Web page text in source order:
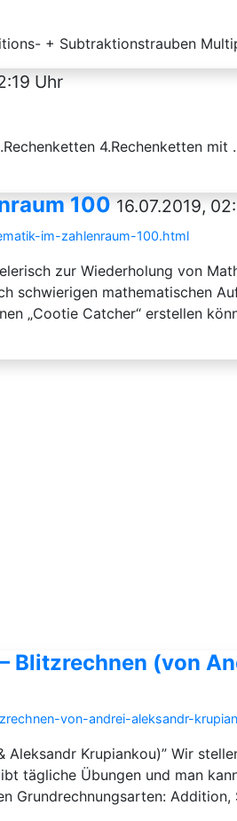
+ Subtraktionstrauben
Uhr
4.Rechenketten mit
100 16.07.2019,
im-zahlenraum-100.html
zur Wiederholung von
schwierigen mathematischen
„Cootie Catcher“ erstellen
Blitzrechnen (von
von-andrei-aleksandr-
Krupiankou)” Wir
tägliche Übungen und man
Grundrechnungsarten: